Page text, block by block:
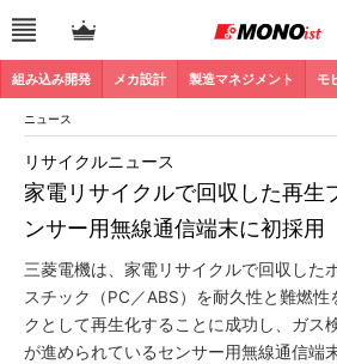
組み込み開発 メカ設計 製造マネジメント モ
ニュース
家電リサイクルで回収した再生
ンサー用無線通信端末に初採用
リサイクルニュース
三菱電機は、家電リサイクルで回収した
スチック（PC／ABS）を耐久性と難燃性
クとして再生化することに成功し、ガス
が進められているセンサー用無線通信端